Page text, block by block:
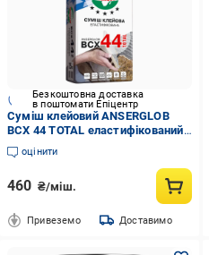
Безкоштовна доставка
в поштомати Епіцентр
Суміш клейовий ANSERGLOB
BCX 44 TOTAL еластифікований
(24477968)
оцінити
460 ₴/міш.
Привеземо Доставимо